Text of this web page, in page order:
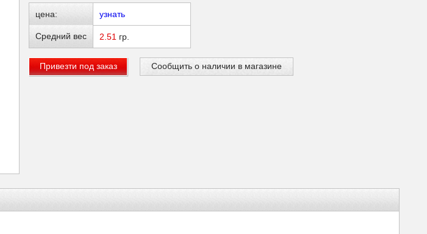
цена: узнать
Средний вес 2.51 гр.
Привезти под заказ Сообщить о наличии в магазине